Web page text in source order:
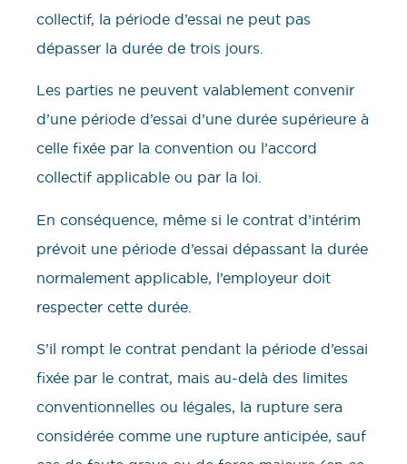
collectif, la période d’essai ne peut pas
dépasser la durée de trois jours.
Les parties ne peuvent valablement convenir
d’une période d’essai d’une durée supérieure à
celle fixée par la convention ou l’accord
collectif applicable ou par la loi.
En conséquence, même si le contrat d’intérim
prévoit une période d’essai dépassant la durée
normalement applicable, l’employeur doit
respecter cette durée.
S’il rompt le contrat pendant la période d’essai
fixée par le contrat, mais au-delà des limites
conventionnelles ou légales, la rupture sera
considérée comme une rupture anticipée, sauf